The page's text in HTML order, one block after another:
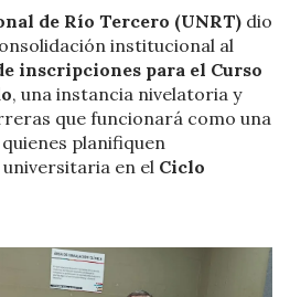
de Río Tercero (UNRT) dio
institucional al
inscripciones para el Curso
, una instancia nivelatoria y
que funcionará como una
planifiquen
en el Ciclo